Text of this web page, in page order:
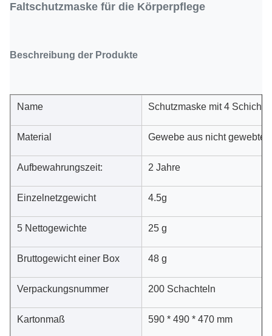
Faltschutzmaske für die Körperpflege
Beschreibung der Produkte
Name Schutzmaske mit 4
Material Gewebe aus nicht
Aufbewahrungszeit: 2 Jahre
Einzelnetzgewicht 4.5g
5 Nettogewichte 25 g
Bruttogewicht einer Box 48 g
Verpackungsnummer 200 Schachteln
Kartonmaß 590 * 490 * 470 mm